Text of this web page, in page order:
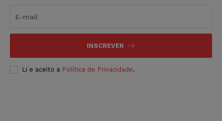
INSCREVER
Li e aceito a Política de Privacidade.